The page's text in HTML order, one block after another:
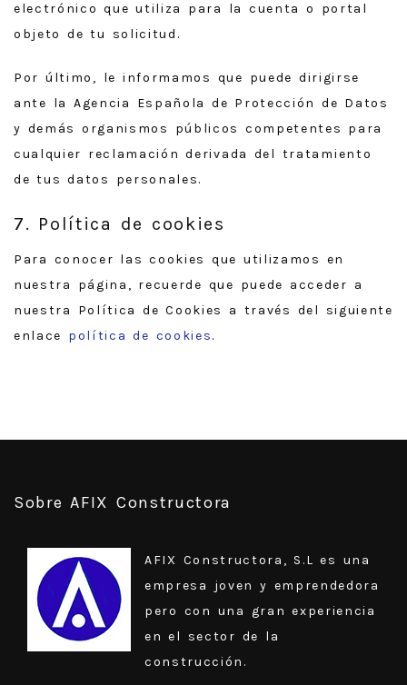
electrónico que utiliza para la cuenta o portal
objeto de tu solicitud.
Por último, le informamos que puede dirigirse
ante la Agencia Española de Protección de Datos
y demás organismos públicos competentes para
cualquier reclamación derivada del tratamiento
de tus datos personales.
7. Política de cookies
Para conocer las cookies que utilizamos en
nuestra página, recuerde que puede acceder a
nuestra Política de Cookies a través del siguiente
enlace política de cookies.
Sobre AFIX Constructora
AFIX Constructora, S.L es una
empresa joven y emprendedora
pero con una gran experiencia
en el sector de la
construcción.